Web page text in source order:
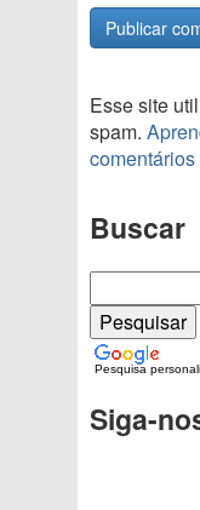
Esse site
spam.
Buscar
Pesquisa
Siga-